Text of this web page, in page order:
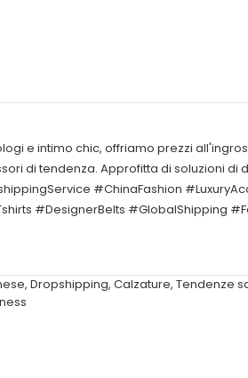
e intimo chic, offriamo prezzi
di tendenza. Approfitta di soluzioni di
#ChinaFashion
#DesignerBelts #GlobalShipping
, Dropshipping, Calzature, Tendenze